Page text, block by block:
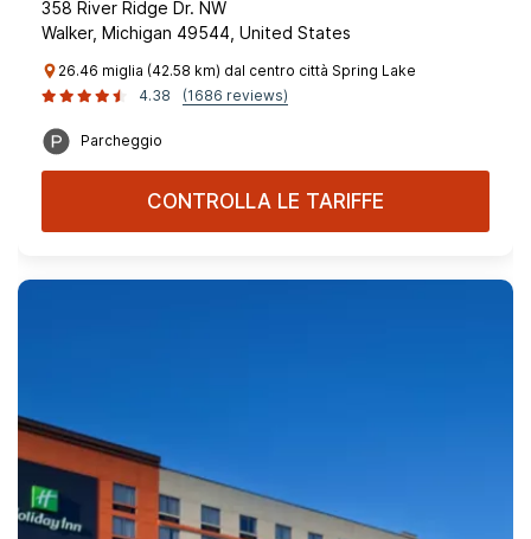
358 River Ridge Dr. NW
Walker, Michigan 49544, United States
26.46 miglia (42.58 km) dal centro città Spring Lake
4.38
(1686 reviews)
Parcheggio
CONTROLLA LE TARIFFE